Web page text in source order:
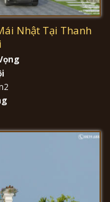
Nhật Tại Thanh